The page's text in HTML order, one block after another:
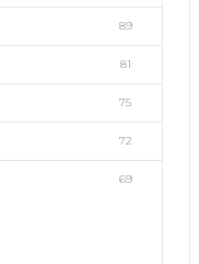
89
81
75
72
69